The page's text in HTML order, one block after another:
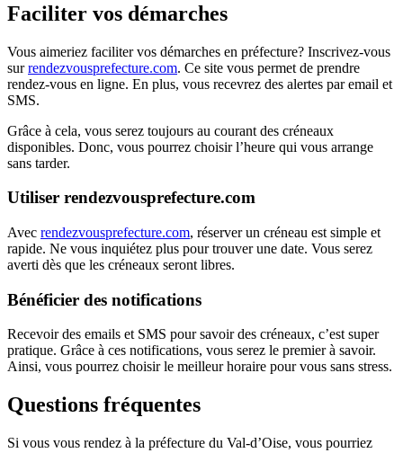
Faciliter vos démarches
Vous aimeriez faciliter vos démarches en préfecture? Inscrivez-vous
surrendezvousprefecture.com. Ce site vous permet de prendre
rendez-vous en ligne. En plus, vous recevrez des alertes par email et
SMS.
Grâce à cela, vous serez toujours au courant des créneaux
disponibles. Donc, vous pourrez choisir l’heure qui vous arrange
sans tarder.
Utiliser rendezvousprefecture.com
Avec rendezvousprefecture.com, réserver un créneau est simple et
rapide. Ne vous inquiétez plus pour trouver une date. Vous serez
averti dès que les créneaux seront libres.
Bénéficier des notifications
Recevoir des emails et SMS pour savoir des créneaux, c’est super
pratique. Grâce à ces notifications, vous serez le premier à savoir.
Ainsi, vous pourrez choisir le meilleur horaire pour vous sans stress.
Questions fréquentes
Si vous vous rendez à la préfecture du Val-d’Oise, vous pourriez